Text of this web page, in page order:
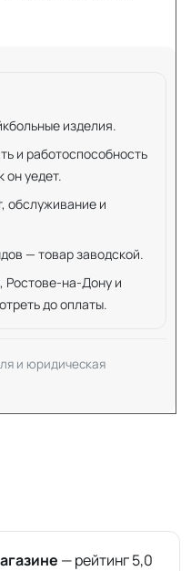
изделия.
и работоспособность
он уедет.
обслуживание и
— товар заводской.
Ростове-на-Дону и
до оплаты.
и юридическая
— рейтинг 5,0